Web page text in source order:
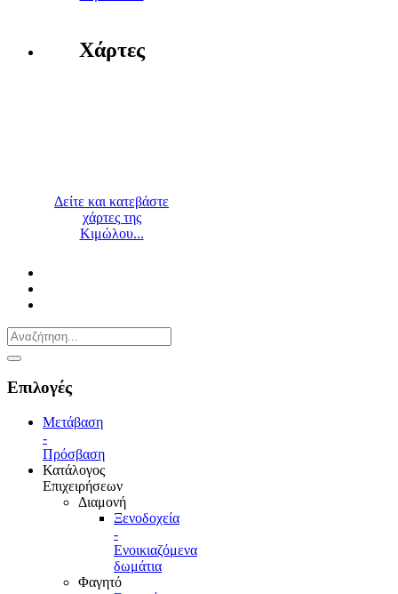
Χάρτες
Δείτε και κατεβάστε
χάρτες της
Κιμώλου...
Επιλογές
Μετάβαση
-
Πρόσβαση
Κατάλογος
Επιχειρήσεων
Διαμονή
Ξενοδοχεία
-
Ενοικιαζόμενα
δωμάτια
Φαγητό